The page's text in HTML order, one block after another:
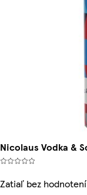
Nicolaus Vodka &
Zatiaľ bez hodnotení